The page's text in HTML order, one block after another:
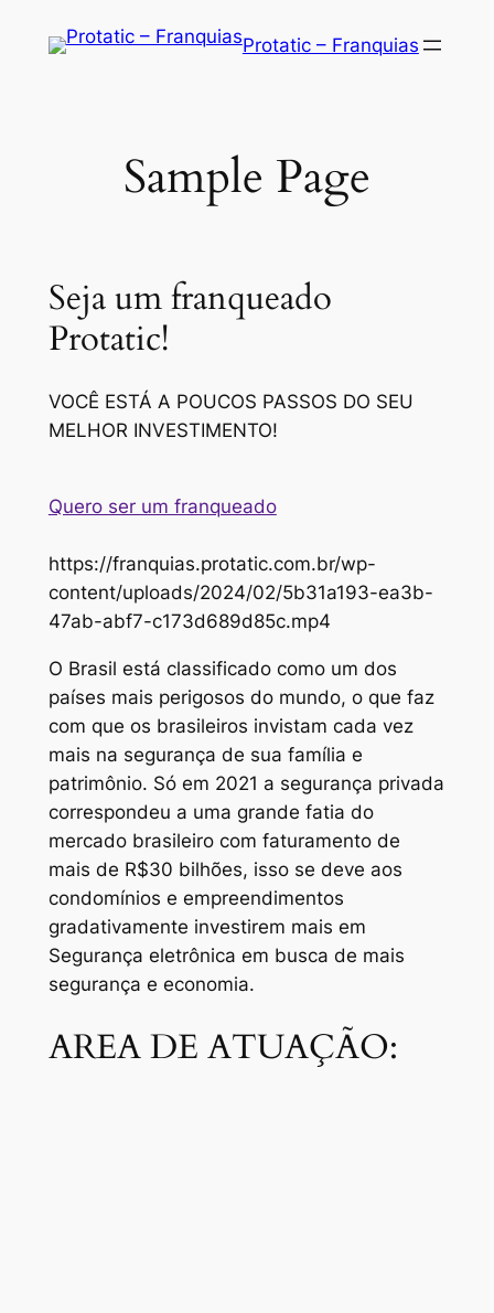
Protatic – Franquias
Sample Page
Seja um franqueado
Protatic!
VOCÊ ESTÁ A POUCOS PASSOS DO SEU
MELHOR INVESTIMENTO!
Quero ser um franqueado
https://franquias.protatic.com.br/wp-
content/uploads/2024/02/5b31a193-ea3b-
47ab-abf7-c173d689d85c.mp4
O Brasil está classificado como um dos
países mais perigosos do mundo, o que faz
com que os brasileiros invistam cada vez
mais na segurança de sua família e
patrimônio. Só em 2021 a segurança privada
correspondeu a uma grande fatia do
mercado brasileiro com faturamento de
mais de R$30 bilhões, isso se deve aos
condomínios e empreendimentos
gradativamente investirem mais em
Segurança eletrônica em busca de mais
segurança e economia.
AREA DE ATUAÇÃO: